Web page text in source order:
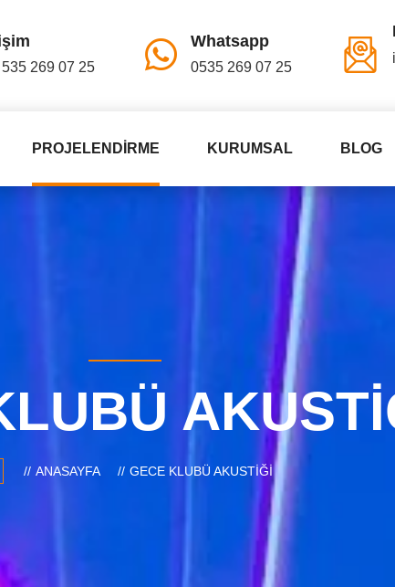
269 07 25
Whatsapp
0535 269 07 25
PROJELENDIRME KURUMSAL BLOG
ANASAYFA GECE KLUBÜ AKUSTIĞI